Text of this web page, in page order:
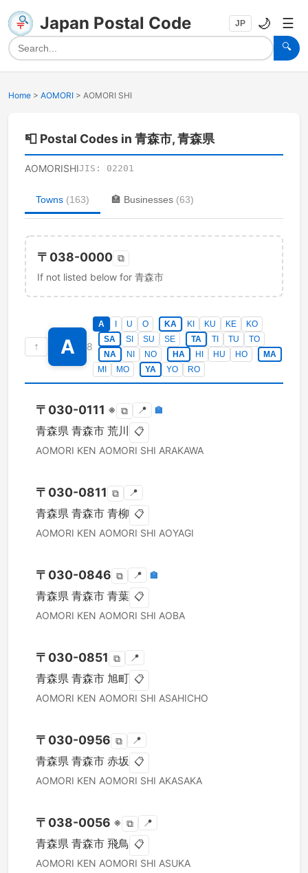
Japan Postal Code
🔍
JP 🌙 ☰
Home > AOMORI > AOMORI SHI
📮 Postal Codes in 青森市, 青森県
AOMORISHIJIS: 02201
Towns (163) 🏣 Businesses (63)
〒 038-0000 ⧉
If not listed below for 青森市
↑ A 8
A U O KA KI KU KE
KO
SA
SI SU SE TA TI TU
TO
NA
NI NO HA HI HU HO
MA
MI
MO YA YO RO
〒 030-0111 ※ ⧉ 📍 🏣
青森県 青森市 荒川 📋
AOMORI KEN AOMORI SHI ARAKAWA
〒 030-0811 ⧉ 📍
青森県 青森市 青柳 📋
AOMORI KEN AOMORI SHI AOYAGI
〒 030-0846 ⧉ 📍 🏣
青森県 青森市 青葉 📋
AOMORI KEN AOMORI SHI AOBA
〒 030-0851 ⧉ 📍
青森県 青森市 旭町 📋
AOMORI KEN AOMORI SHI ASAHICHO
〒 030-0956 ⧉ 📍
青森県 青森市 赤坂 📋
AOMORI KEN AOMORI SHI AKASAKA
〒 038-0056 ※ ⧉ 📍
青森県 青森市 飛鳥 📋
AOMORI KEN AOMORI SHI ASUKA